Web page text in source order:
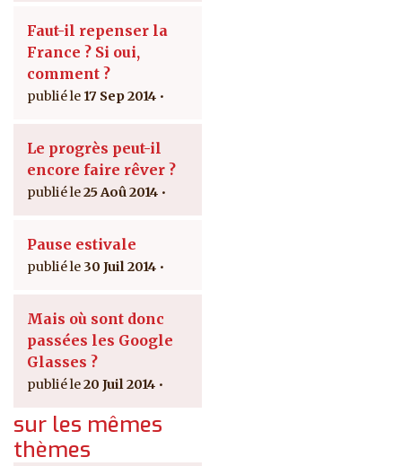
Faut-il repenser la
France ? Si oui,
comment ?
17 Sep 2014
Le progrès peut-il
encore faire rêver ?
25 Aoû 2014
Pause estivale
30 Juil 2014
Mais où sont donc
passées les Google
Glasses ?
20 Juil 2014
sur les mêmes
thèmes